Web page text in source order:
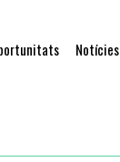
Notícies